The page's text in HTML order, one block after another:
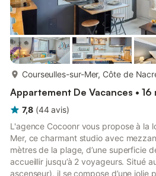
Courseulles-sur-Mer, Côte de
Appartement De Vacances • 16
7,8 (44 avis)
L'agence Cocoonr vous propose à la
Mer, ce charmant studio avec
mètres de la plage, d’une superficie
accueillir jusqu’à 2 voyageurs. Situé
ascenseur), il se compose d’une jolie